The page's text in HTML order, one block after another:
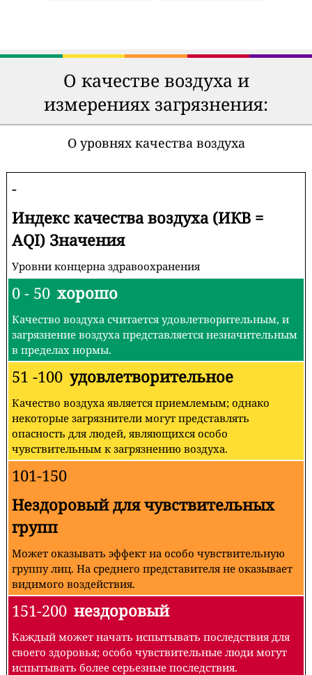
О качестве воздуха и
измерениях загрязнения:
О уровнях качества воздуха
-
Индекс качества воздуха (ИКВ =
AQI) Значения
Уровни концерна здравоохранения
0 - 50 хорошо
Качество воздуха считается удовлетворительным, и
загрязнение воздуха представляется незначительным
в пределах нормы.
51 -100 удовлетворительное
Качество воздуха является приемлемым; однако
некоторые загрязнители могут представлять
опасность для людей, являющихся особо
чувствительным к загрязнению воздуха.
101-150
Нездоровый для чувствительных
групп
Может оказывать эффект на особо чувствительную
группу лиц. На среднего представителя не оказывает
видимого воздействия.
151-200 нездоровый
Каждый может начать испытывать последствия для
своего здоровья; особо чувствительные люди могут
испытывать более серьезные последствия.